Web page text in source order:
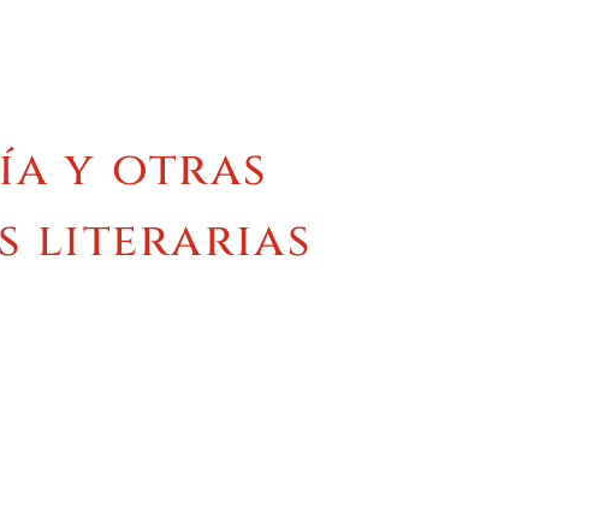
y otras
literarias